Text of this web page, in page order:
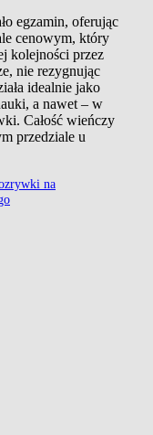
egzamin, oferując
cenowym, który
kolejności przez
nie rezygnując
idealnie jako
a nawet – w
Całość wieńczy
przedziale u
na